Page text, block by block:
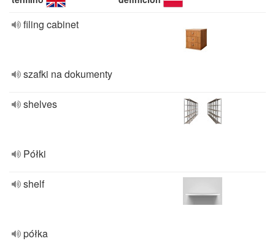
filing cabinet
szafki na dokumenty
shelves
Półki
shelf
półka